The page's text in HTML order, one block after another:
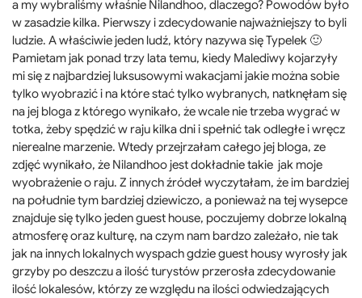
a my wybraliśmy właśnie Nilandhoo, dlaczego? Powodów było
w zasadzie kilka. Pierwszy i zdecydowanie najważniejszy to byli
ludzie. A właściwie jeden ludź, który nazywa się Typelek 🙂
Pamietam jak ponad trzy lata temu, kiedy Malediwy kojarzyły
mi się z najbardziej luksusowymi wakacjami jakie można sobie
tylko wyobrazić i na które stać tylko wybranych, natknęłam się
na jej bloga z którego wynikało, że wcale nie trzeba wygrać w
totka, żeby spędzić w raju kilka dni i spełnić tak odległe i wręcz
nierealne marzenie. Wtedy przejrzałam całego jej bloga, ze
zdjęć wynikało, że Nilandhoo jest dokładnie takie jak moje
wyobrażenie o raju. Z innych źródeł wyczytałam, że im bardziej
na południe tym bardziej dziewiczo, a ponieważ na tej wysepce
znajduje się tylko jeden guest house, poczujemy dobrze lokalną
atmosferę oraz kulturę, na czym nam bardzo zależało, nie tak
jak na innych lokalnych wyspach gdzie guest housy wyrosły jak
grzyby po deszczu a ilość turystów przerosła zdecydowanie
ilość lokalesów, którzy ze względu na ilości odwiedzających